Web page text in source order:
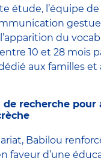
étude, l’équipe
du
10 et 28 mois
aux familles et
recherche pour
Babilou
faveur d’une